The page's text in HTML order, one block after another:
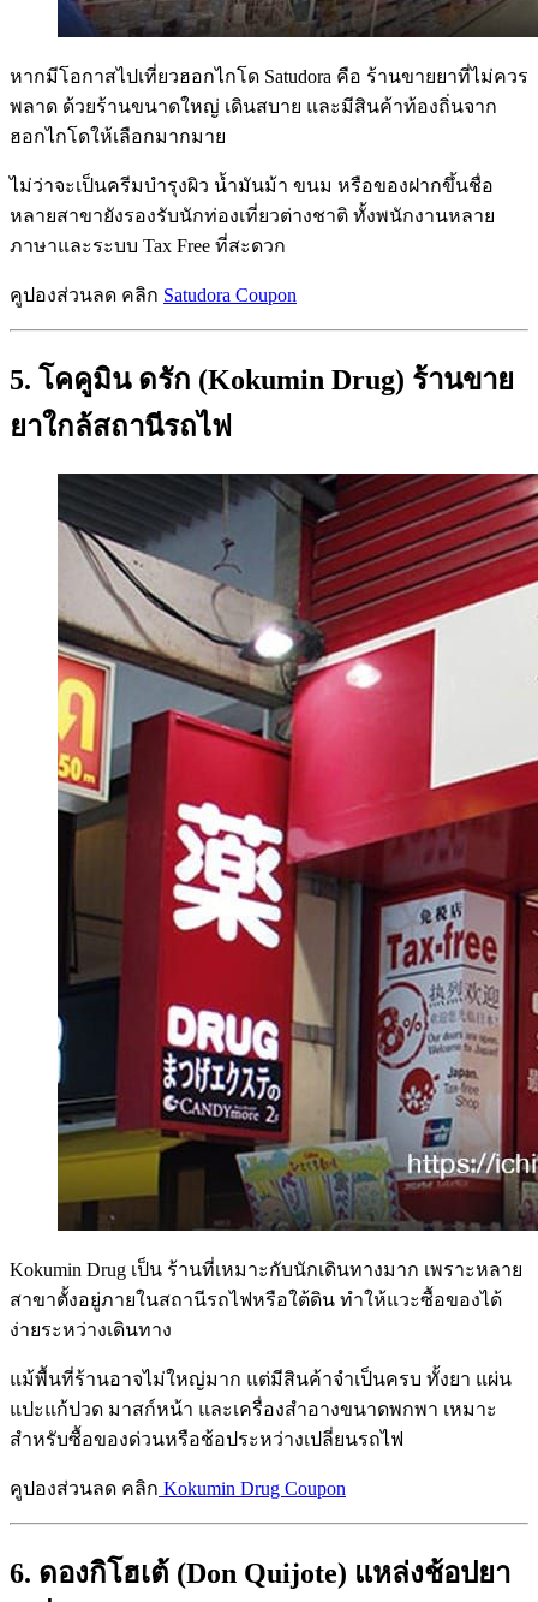
หากมีโอกาสไปเที่ยวฮอกไกโด Satudora คือ ร้านขายยาที่ไม่ควร
พลาด ด้วยร้านขนาดใหญ่ เดินสบาย และมีสินค้าท้องถิ่นจาก
ฮอกไกโดให้เลือกมากมาย
ไม่ว่าจะเป็นครีมบำรุงผิว น้ำมันม้า ขนม หรือของฝากขึ้นชื่อ
หลายสาขายังรองรับนักท่องเที่ยวต่างชาติ ทั้งพนักงานหลาย
ภาษาและระบบ Tax Free ที่สะดวก
คูปองส่วนลด คลิก Satudora Coupon
5. โคคูมิน ดรัก (Kokumin Drug) ร้านขาย
ยาใกล้สถานีรถไฟ
Kokumin Drug เป็น ร้านที่เหมาะกับนักเดินทางมาก เพราะหลาย
สาขาตั้งอยู่ภายในสถานีรถไฟหรือใต้ดิน ทำให้แวะซื้อของได้
ง่ายระหว่างเดินทาง
แม้พื้นที่ร้านอาจไม่ใหญ่มาก แต่มีสินค้าจำเป็นครบ ทั้งยา แผ่น
แปะแก้ปวด มาสก์หน้า และเครื่องสำอางขนาดพกพา เหมาะ
สำหรับซื้อของด่วนหรือช้อประหว่างเปลี่ยนรถไฟ
คูปองส่วนลด คลิก Kokumin Drug Coupon
6. ดองกิโฮเต้ (Don Quijote) แหล่งช้อปยา